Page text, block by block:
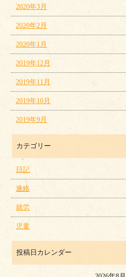
2020年3月
2020年2月
2020年1月
2019年12月
2019年11月
2019年10月
2019年9月
カテゴリー
日記
連絡
就労
児童
投稿日カレンダー